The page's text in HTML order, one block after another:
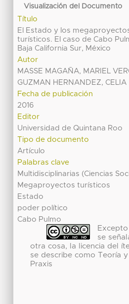
Visualización del Documento
Título
El Estado y los
turísticos. El caso de Cabo
Baja California Sur, México
Autor
MASSE MAGAÑA, MARIEL
GUZMAN HERNANDEZ, CELIA
Fecha de publicación
2016
Editor
Universidad de Quintana Roo
Tipo de documento
Artículo
Palabras clave
Multidisciplinarias (Ciencias
Megaproyectos turísticos
Estado
poder político
Cabo Pulmo
Excepto
se
otra cosa, la licencia del
se describe como Teoría y
Praxis